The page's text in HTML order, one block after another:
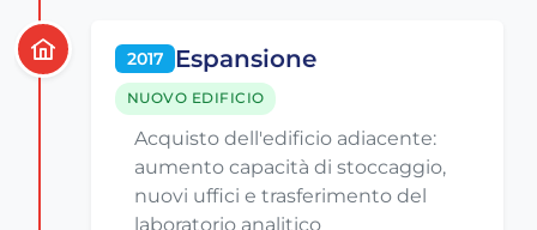
2017 Espansione
NUOVO EDIFICIO
Acquisto dell'edificio adiacente:
aumento capacità di stoccaggio,
nuovi uffici e trasferimento del
laboratorio analitico